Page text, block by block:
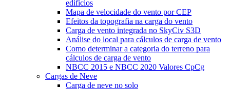
edifícios
Mapa de velocidade do vento por CEP
Efeitos da topografia na carga do vento
Carga de vento integrada no SkyCiv S3D
Análise do local para cálculos de carga de vento
Como determinar a categoria do terreno para
cálculos de carga de vento
NBCC 2015 e NBCC 2020 Valores CpCg
Cargas de Neve
Carga de neve no solo